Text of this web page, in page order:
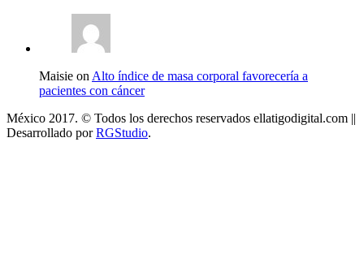
Maisie on Alto índice de masa corporal favorecería a
pacientes con cáncer
México 2017. © Todos los derechos reservados ellatigodigital.com ||
Desarrollado porRGStudio.